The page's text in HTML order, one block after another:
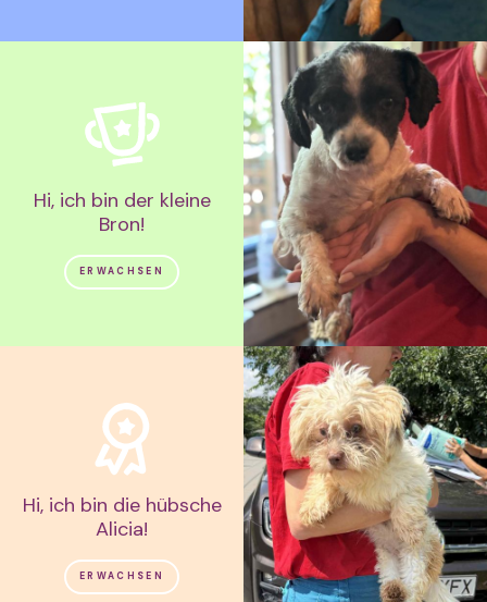
Hi, ich bin der kleine
Bron!
ERWACHSEN
Hi, ich bin die hübsche
Alicia!
ERWACHSEN